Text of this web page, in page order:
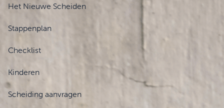
Het Nieuwe Scheiden
Stappenplan
Checklist
Kinderen
Scheiding aanvragen